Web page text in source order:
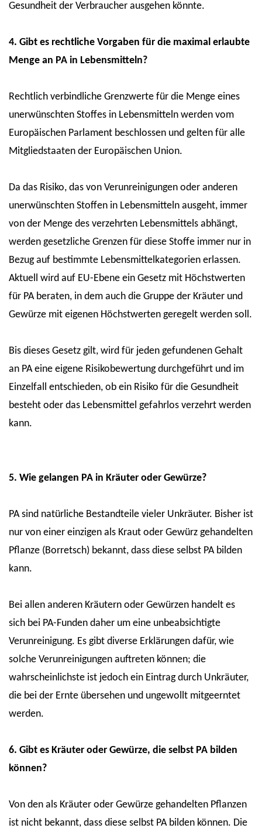
Gesundheit der Verbraucher ausgehen könnte.
4. Gibt es rechtliche Vorgaben für die maximal erlaubte
Menge an PA in Lebensmitteln?
Rechtlich verbindliche Grenzwerte für die Menge eines
unerwünschten Stoffes in Lebensmitteln werden vom
Europäischen Parlament beschlossen und gelten für alle
Mitgliedstaaten der Europäischen Union.
Da das Risiko, das von Verunreinigungen oder anderen
unerwünschten Stoffen in Lebensmitteln ausgeht, immer
von der Menge des verzehrten Lebensmittels abhängt,
werden gesetzliche Grenzen für diese Stoffe immer nur in
Bezug auf bestimmte Lebensmittelkategorien erlassen.
Aktuell wird auf EU-Ebene ein Gesetz mit Höchstwerten
für PA beraten, in dem auch die Gruppe der Kräuter und
Gewürze mit eigenen Höchstwerten geregelt werden soll.
Bis dieses Gesetz gilt, wird für jeden gefundenen Gehalt
an PA eine eigene Risikobewertung durchgeführt und im
Einzelfall entschieden, ob ein Risiko für die Gesundheit
besteht oder das Lebensmittel gefahrlos verzehrt werden
kann.
5. Wie gelangen PA in Kräuter oder Gewürze?
PA sind natürliche Bestandteile vieler Unkräuter. Bisher ist
nur von einer einzigen als Kraut oder Gewürz gehandelten
Pflanze (Borretsch) bekannt, dass diese selbst PA bilden
kann.
Bei allen anderen Kräutern oder Gewürzen handelt es
sich bei PA-Funden daher um eine unbeabsichtigte
Verunreinigung. Es gibt diverse Erklärungen dafür, wie
solche Verunreinigungen auftreten können; die
wahrscheinlichste ist jedoch ein Eintrag durch Unkräuter,
die bei der Ernte übersehen und ungewollt mitgeerntet
werden.
6. Gibt es Kräuter oder Gewürze, die selbst PA bilden
können?
Von den als Kräuter oder Gewürze gehandelten Pflanzen
ist nicht bekannt, dass diese selbst PA bilden können. Die